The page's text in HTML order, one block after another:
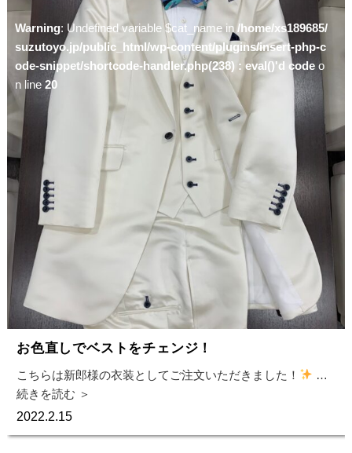
Warning: Undefined variable $cat_name in/home/xs189685/
suzutoyo.jp/public_html/wp-content/plugins/insert-php-c
ode-snippet/shortcode-handler.php(238) : eval()'d codeo
n line 20
お色直しでベストをチェンジ！
こちらは新郎様の衣装としてご注文いただきました！
…
続きを読む ＞
2022.2.15